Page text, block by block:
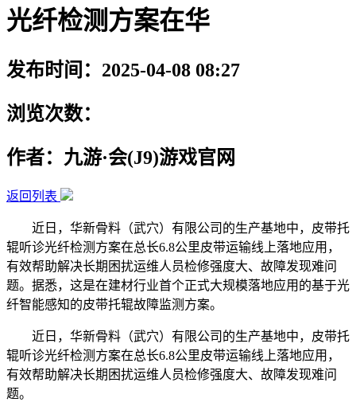
光纤检测方案在华
发布时间：2025-04-08 08:27
浏览次数：
作者：九游·会(J9)游戏官网
返回列表
近日，华新骨料（武穴）有限公司的生产基地中，皮带托
辊听诊光纤检测方案在总长6.8公里皮带运输线上落地应用，
有效帮助解决长期困扰运维人员检修强度大、故障发现难问
题。据悉，这是在建材行业首个正式大规模落地应用的基于光
纤智能感知的皮带托辊故障监测方案。
近日，华新骨料（武穴）有限公司的生产基地中，皮带托
辊听诊光纤检测方案在总长6.8公里皮带运输线上落地应用，
有效帮助解决长期困扰运维人员检修强度大、故障发现难问
题。